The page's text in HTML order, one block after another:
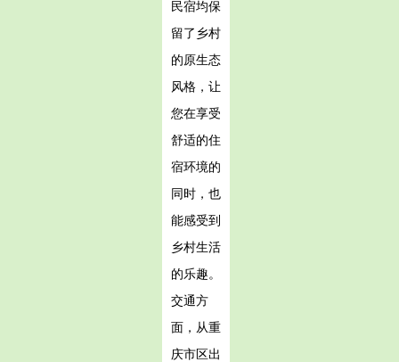
民宿均保
留了乡村
的原生态
风格，让
您在享受
舒适的住
宿环境的
同时，也
能感受到
乡村生活
的乐趣。
交通方
面，从重
庆市区出